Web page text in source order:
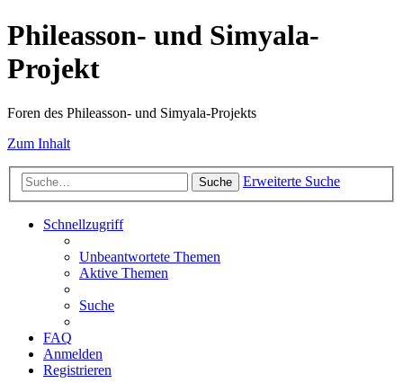
Phileasson- und Simyala-
Projekt
Foren des Phileasson- und Simyala-Projekts
Zum Inhalt
Suche Erweiterte Suche
Schnellzugriff
Unbeantwortete Themen
Aktive Themen
Suche
FAQ
Anmelden
Registrieren